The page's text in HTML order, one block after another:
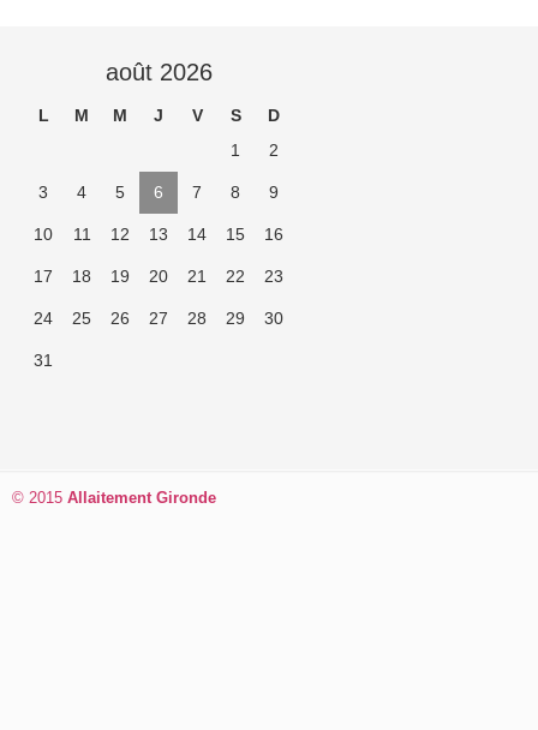
août 2026
L M M J V S
D
1
2
3 4 5 6 7 8 9
10 11 12 13 14 15 16
17 18 19 20 21 22 23
24 25 26 27 28 29 30
31
© 2015 Allaitement Gironde